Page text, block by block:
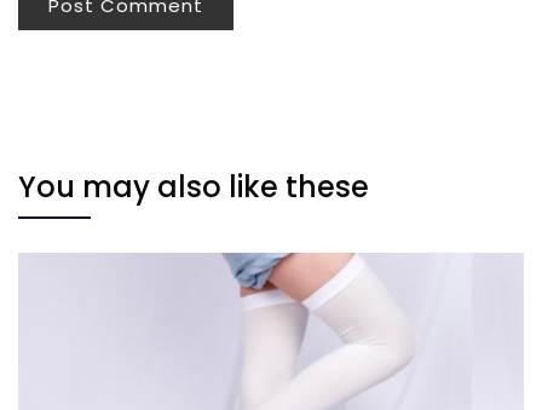
You may also like these